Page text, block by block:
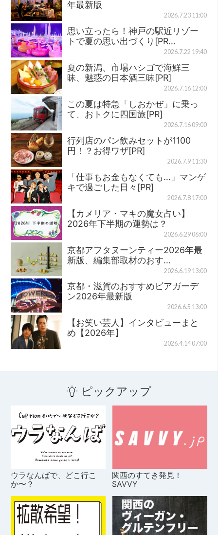
年最新版
2026.7.23 11:00
思い立ったら！神戸の駅近リゾー
トで夏の思い出づくり[PR…
2026.7.22 19:40
夏の新潟、市場ハシゴで海鮮三
昧、魅惑の日本酒三昧[PR]
2026.7.16 12:00
この夏は特急「しおかぜ」に乗っ
て、おトクに四国旅[PR]
2026.7.16 09:00
行列店のパン飲みセットが1100
円！？お得ワザ[PR]
2026.7.9 11:30
「仕事もお金もなくても…」マンゲ
キで過ごした日々[PR]
2026.7.8 17:00
【カメリア・マキの魔女占い】
2026年下半期の運勢は？
2026.6.29 06:00
京都アフタヌーンティー2026年最
新版、編集部取材のおす…
2026.6.19 13:00
京都・滋賀のおすすめビアガーデ
ン2026年最新版
2026.6.5 13:00
【お笑い芸人】インタビューまと
め【2026年】
2026.4.14 07:00
ピックアップ
ウラなんばで、どこ行こ
か〜？
関西のすてき発見！
SAVVY